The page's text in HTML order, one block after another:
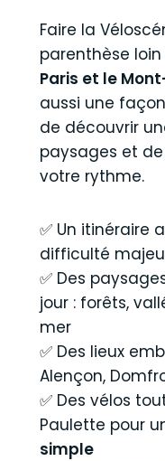
Faire la
parenthèse
Paris et le
aussi une
de découvrir
paysages et
votre rythme.
✅ Un itinéraire
difficulté
✅ Des
jour : forêts,
mer
✅ Des lieux
Alençon,
✅ Des vélos
Paulette pour
simple